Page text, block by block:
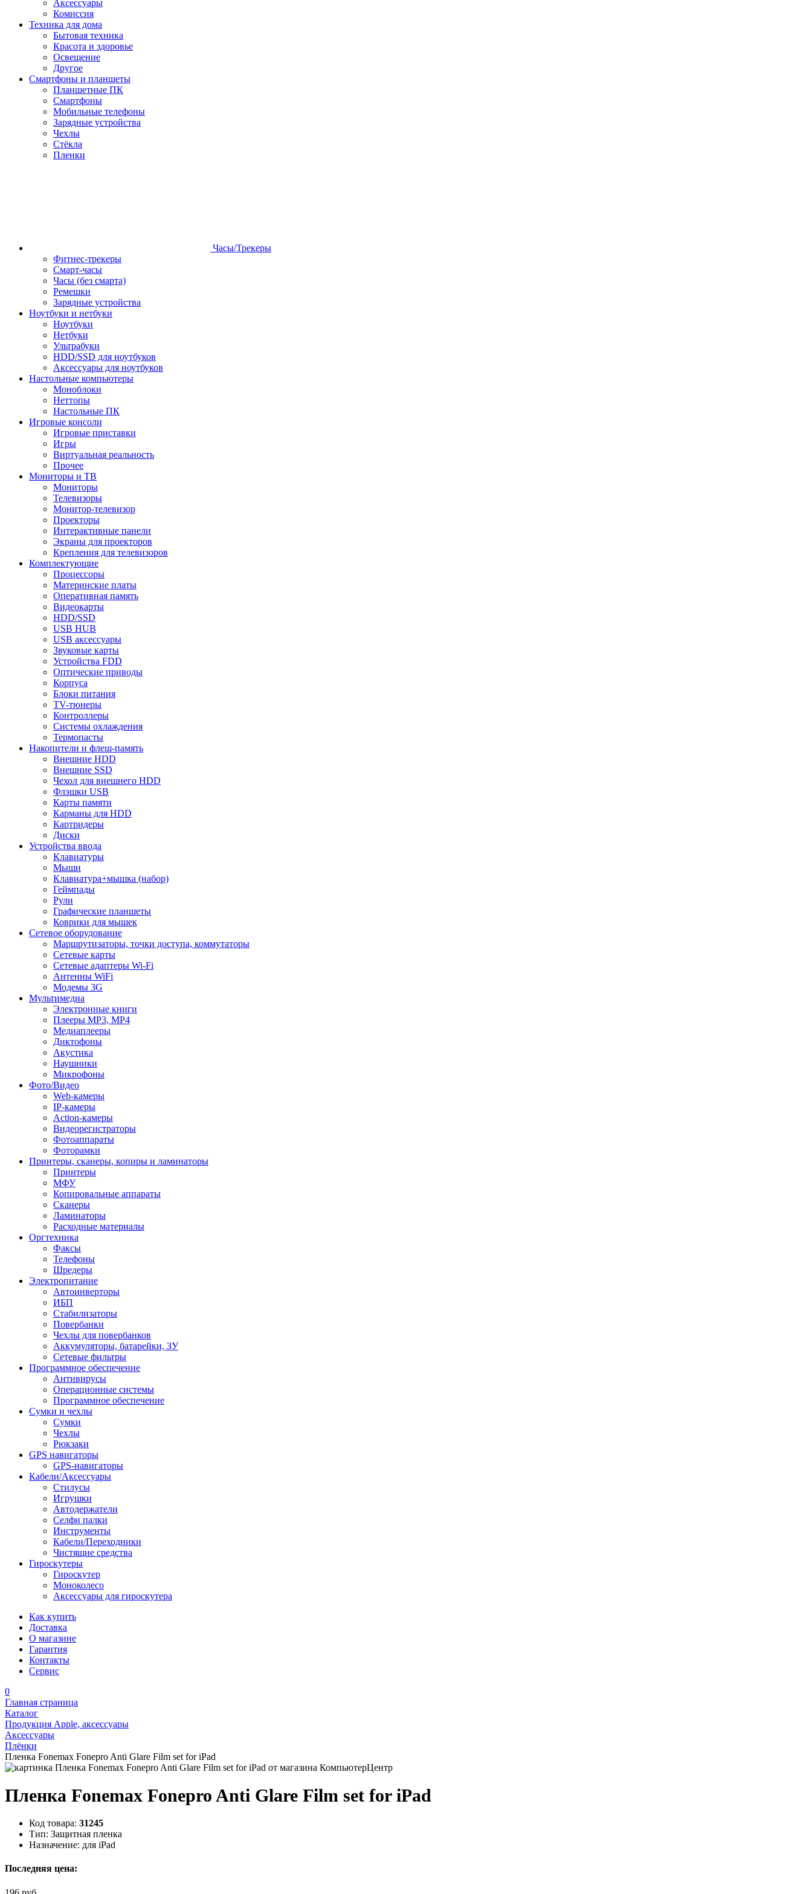
Аксессуары
Комиссия
Техника для дома
Бытовая техника
Красота и здоровье
Освещение
Другое
Смартфоны и планшеты
Планшетные ПК
Смартфоны
Мобильные телефоны
Зарядные устройства
Чехлы
Стёкла
Пленки
Часы/Трекеры
Фитнес-трекеры
Смарт-часы
Часы (без смарта)
Ремешки
Зарядные устройства
Ноутбуки и нетбуки
Ноутбуки
Нетбуки
Ультрабуки
HDD/SSD для ноутбуков
Аксессуары для ноутбуков
Настольные компьютеры
Моноблоки
Неттопы
Настольные ПК
Игровые консоли
Игровые приставки
Игры
Виртуальная реальность
Прочее
Мониторы и ТВ
Мониторы
Телевизоры
Монитор-телевизор
Проекторы
Интерактивные панели
Экраны для проекторов
Крепления для телевизоров
Комплектующие
Процессоры
Материнские платы
Оперативная память
Видеокарты
HDD/SSD
USB HUB
USB аксессуары
Звуковые карты
Устройства FDD
Оптические приводы
Корпуса
Блоки питания
TV-тюнеры
Контроллеры
Системы охлаждения
Термопасты
Накопители и флеш-память
Внешние HDD
Внешние SSD
Чехол для внешнего HDD
Флэшки USB
Карты памяти
Карманы для HDD
Картридеры
Диски
Устройства ввода
Клавиатуры
Мыши
Клавиатура+мышка (набор)
Геймпады
Рули
Графические планшеты
Коврики для мышек
Сетевое оборудование
Маршрутизаторы, точки доступа, коммутаторы
Сетевые карты
Сетевые адаптеры Wi-Fi
Антенны WiFi
Модемы 3G
Мультимедиа
Электронные книги
Плееры MP3, MP4
Медиаплееры
Диктофоны
Акустика
Наушники
Микрофоны
Фото/Видео
Web-камеры
IP-камеры
Action-камеры
Видеорегистраторы
Фотоаппараты
Фоторамки
Принтеры, сканеры, копиры и ламинаторы
Принтеры
МФУ
Копировальные аппараты
Сканеры
Ламинаторы
Расходные материалы
Оргтехника
Факсы
Телефоны
Шредеры
Электропитание
Автоинверторы
ИБП
Стабилизаторы
Повербанки
Чехлы для повербанков
Аккумуляторы, батарейки, ЗУ
Сетевые фильтры
Программное обеспечение
Антивирусы
Операционные системы
Программное обеспечение
Сумки и чехлы
Сумки
Чехлы
Рюкзаки
GPS навигаторы
GPS-навигаторы
Кабели/Аксессуары
Стилусы
Игрушки
Автодержатели
Селфи палки
Инструменты
Кабели/Переходники
Чистящие средства
Гироскутеры
Гироскутер
Моноколесо
Аксессуары для гироскутера
Как купить
Доставка
О магазине
Гарантия
Контакты
Сервис
0
Главная страница
Каталог
Продукция Apple, аксессуары
Аксессуары
Плёнки
Пленка Fonemax Fonepro Anti Glare Film set for iPad
Пленка Fonemax Fonepro Anti Glare Film set for iPad
Код товара: 31245
Тип: Защитная пленка
Назначение: для iPad
Последняя цена: